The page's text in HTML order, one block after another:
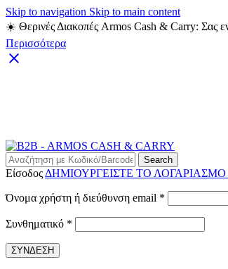
Skip to navigation Skip to main content
☀️ Θερινές Διακοπές Armos Cash & Carry: Σας
Περισσότερα
Search
Είσοδος ΔΗΜΙΟΥΡΓΕΙΣΤΕ ΤΟ ΛΟΓΑΡΙΑΣΜΟ
Όνομα χρήστη ή διεύθυνση email *
Συνθηματικό *
ΣΥΝΔΕΣΗ